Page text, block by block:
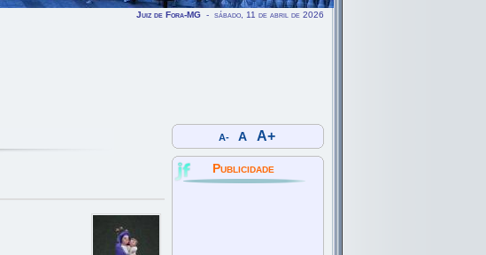
Juiz de Fora-MG - sábado, 11 de abril de 2026
A- A A+
Publicidade